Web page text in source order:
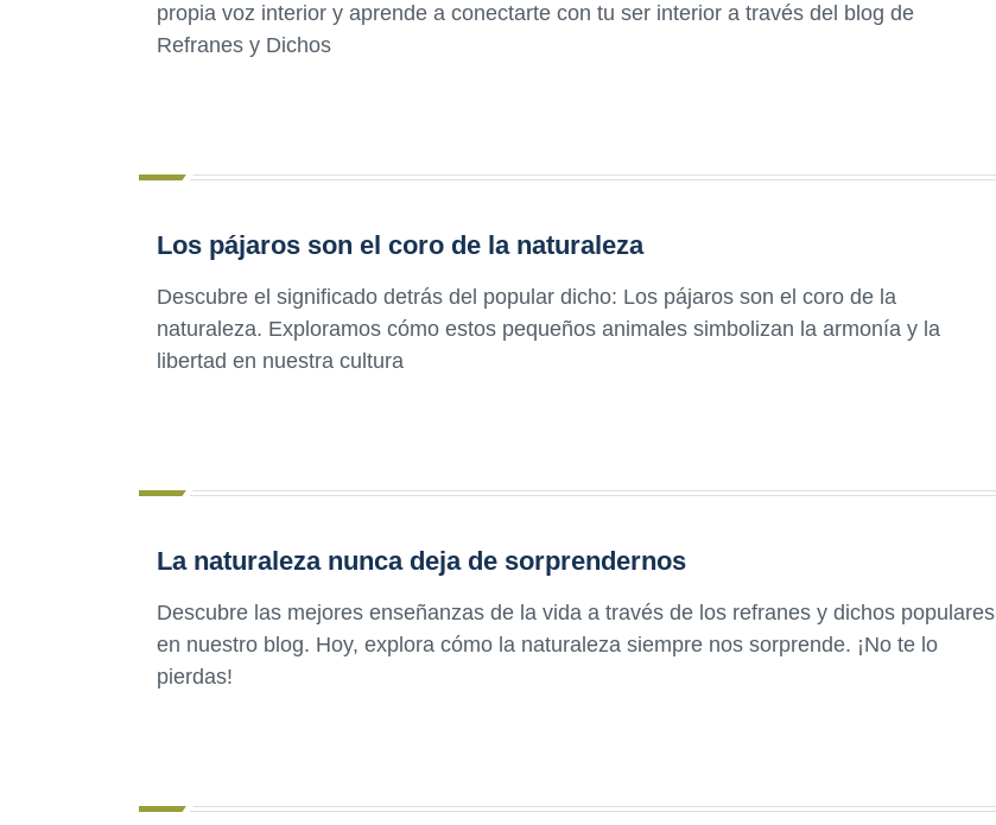
propia voz interior y aprende a conectarte con tu ser interior a través del blog de
Refranes y Dichos
Los pájaros son el coro de la naturaleza
Descubre el significado detrás del popular dicho: Los pájaros son el coro de la
naturaleza. Exploramos cómo estos pequeños animales simbolizan la armonía y la
libertad en nuestra cultura
La naturaleza nunca deja de sorprendernos
Descubre las mejores enseñanzas de la vida a través de los refranes y dichos populares
en nuestro blog. Hoy, explora cómo la naturaleza siempre nos sorprende. ¡No te lo
pierdas!